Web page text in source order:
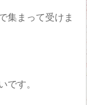
集まって受けま
です。